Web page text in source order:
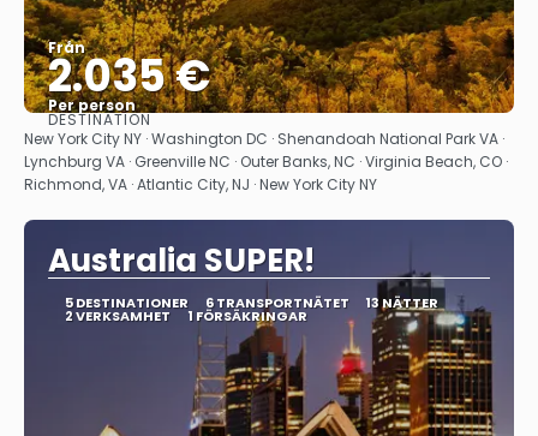
Från
2.035 €
Per person
Se
DESTINATION
New York City NY · Washington DC · Shenandoah National Park VA ·
Lynchburg VA · Greenville NC · Outer Banks, NC · Virginia Beach, CO ·
Richmond, VA · Atlantic City, NJ · New York City NY
Australia SUPER!
5 DESTINATIONER 6 TRANSPORTNÄTET 13 NÄTTER
2 VERKSAMHET 1 FÖRSÄKRINGAR